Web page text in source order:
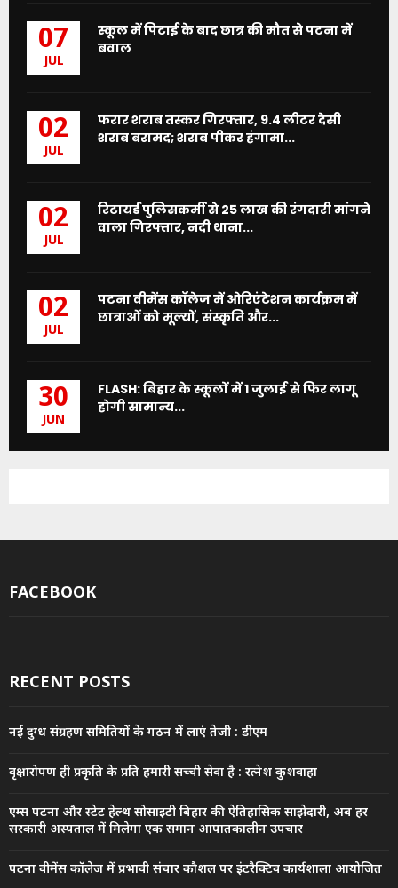
07
JUL
स्कूल में पिटाई के बाद छात्र की मौत से पटना में
बवाल
02
JUL
फरार शराब तस्कर गिरफ्तार, 9.4 लीटर देसी
शराब बरामद; शराब पीकर हंगामा...
02
JUL
रिटायर्ड पुलिसकर्मी से 25 लाख की रंगदारी मांगने
वाला गिरफ्तार, नदी थाना...
02
JUL
पटना वीमेंस कॉलेज में ओरिएंटेशन कार्यक्रम में
छात्राओं को मूल्यों, संस्कृति और...
30
JUN
FLASH: बिहार के स्कूलों में 1 जुलाई से फिर लागू
होगी सामान्य...
FACEBOOK
RECENT POSTS
नई दुग्ध संग्रहण समितियों के गठन में लाएं तेजी : डीएम
वृक्षारोपण ही प्रकृति के प्रति हमारी सच्ची सेवा है : रत्नेश कुशवाहा
एम्स पटना और स्टेट हेल्थ सोसाइटी बिहार की ऐतिहासिक साझेदारी, अब हर
सरकारी अस्पताल में मिलेगा एक समान आपातकालीन उपचार
पटना वीमेंस कॉलेज में प्रभावी संचार कौशल पर इंटरैक्टिव कार्यशाला आयोजित